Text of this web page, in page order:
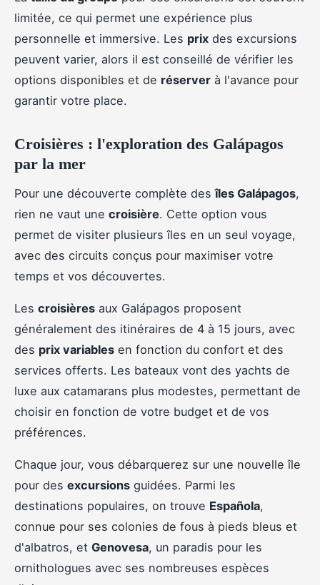
limitée, ce qui permet une expérience plus
personnelle et immersive. Les prix des excursions
peuvent varier, alors il est conseillé de vérifier les
options disponibles et de réserver à l'avance pour
garantir votre place.
Croisières : l'exploration des Galápagos
par la mer
Pour une découverte complète desîles Galápagos,
rien ne vaut une croisière. Cette option vous
permet de visiter plusieurs îles en un seul voyage,
avec des circuits conçus pour maximiser votre
temps et vos découvertes.
Les croisières aux Galápagos proposent
généralement des itinéraires de 4 à 15 jours, avec
des prix variables en fonction du confort et des
services offerts. Les bateaux vont des yachts de
luxe aux catamarans plus modestes, permettant de
choisir en fonction de votre budget et de vos
préférences.
Chaque jour, vous débarquerez sur une nouvelle île
pour des excursions guidées. Parmi les
destinations populaires, on trouve Española,
connue pour ses colonies de fous à pieds bleus et
d'albatros, et Genovesa, un paradis pour les
ornithologues avec ses nombreuses espèces